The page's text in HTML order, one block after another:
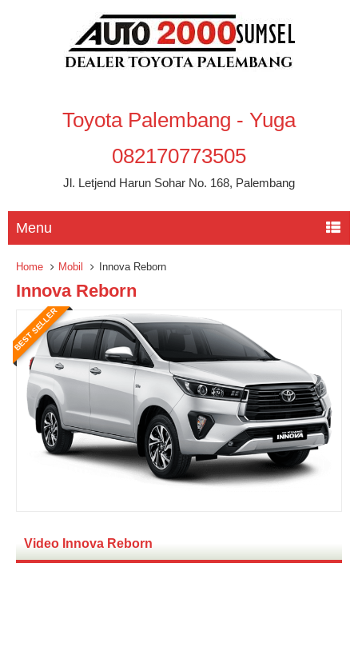
Toyota Palembang - Yuga
082170773505
Jl. Letjend Harun Sohar No. 168, Palembang
Menu
Home Mobil Innova Reborn
Innova Reborn
BEST SELLER
Video Innova Reborn